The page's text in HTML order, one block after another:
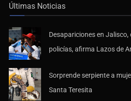
Últimas Noticias
Desapariciones en
policías, afirma Lazos de
Sorprende serpiente a
Santa Teresita